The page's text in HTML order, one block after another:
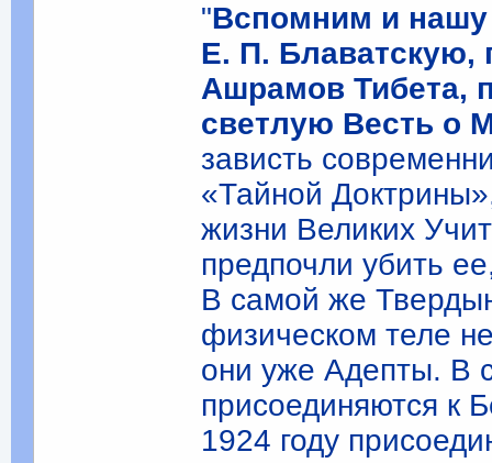
"Вспомним и нашу
Е. П. Блаватскую,
Ашрамов Тибета,
светлую Весть о
зависть
«Тайной
жизни Великих
предпочли убить
В самой же
физическом теле
они уже Адепты. В
присоединяются к
1924 году